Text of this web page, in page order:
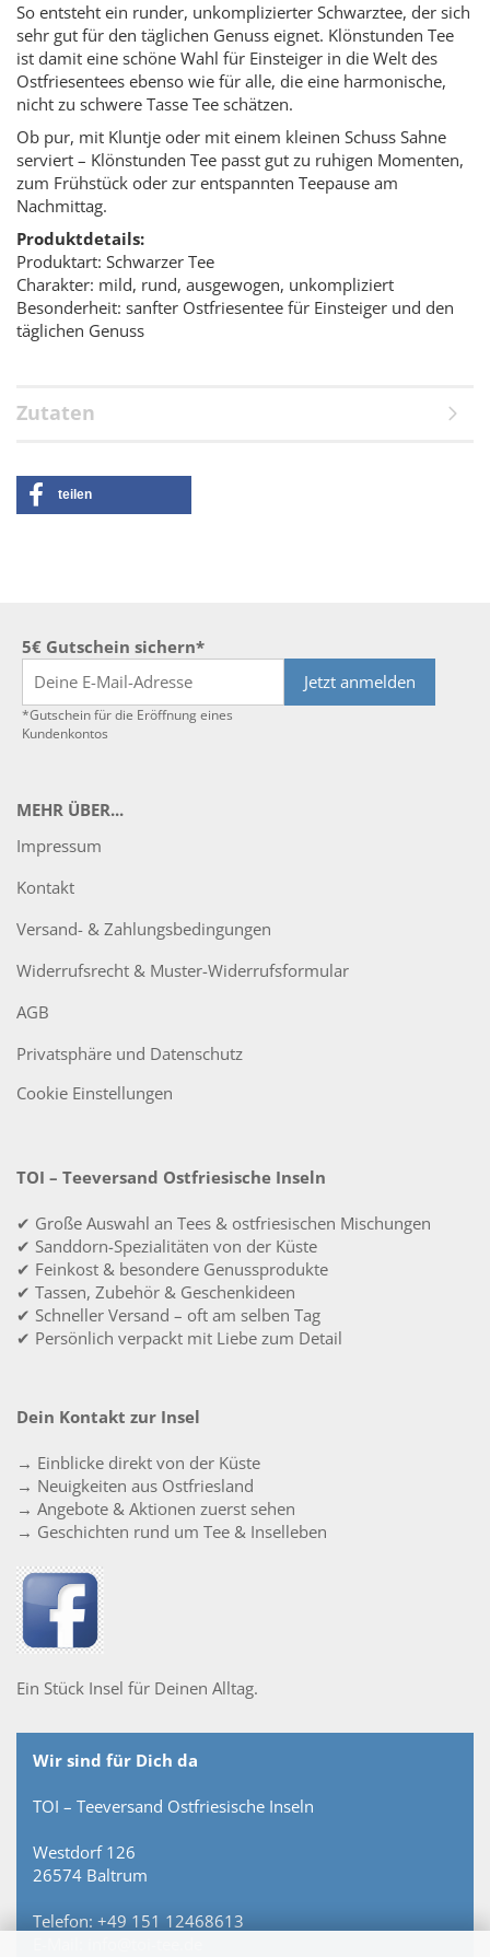
So entsteht ein runder, unkomplizierter Schwarztee, der sich
sehr gut für den täglichen Genuss eignet. Klönstunden Tee
ist damit eine schöne Wahl für Einsteiger in die Welt des
Ostfriesentees ebenso wie für alle, die eine harmonische,
nicht zu schwere Tasse Tee schätzen.
Ob pur, mit Kluntje oder mit einem kleinen Schuss Sahne
serviert – Klönstunden Tee passt gut zu ruhigen Momenten,
zum Frühstück oder zur entspannten Teepause am
Nachmittag.
Produktdetails:
Produktart: Schwarzer Tee
Charakter: mild, rund, ausgewogen, unkompliziert
Besonderheit: sanfter Ostfriesentee für Einsteiger und den
täglichen Genuss
Zutaten
teilen
5€ Gutschein sichern*
Jetzt anmelden
*Gutschein für die Eröffnung eines
Kundenkontos
MEHR ÜBER...
Impressum
Kontakt
Versand- & Zahlungsbedingungen
Widerrufsrecht & Muster-Widerrufsformular
AGB
Privatsphäre und Datenschutz
Cookie Einstellungen
TOI – Teeversand Ostfriesische Inseln
✔ Große Auswahl an Tees & ostfriesischen Mischungen
✔ Sanddorn-Spezialitäten von der Küste
✔ Feinkost & besondere Genussprodukte
✔ Tassen, Zubehör & Geschenkideen
✔ Schneller Versand – oft am selben Tag
✔ Persönlich verpackt mit Liebe zum Detail
Dein Kontakt zur Insel
→ Einblicke direkt von der Küste
→ Neuigkeiten aus Ostfriesland
→ Angebote & Aktionen zuerst sehen
→ Geschichten rund um Tee & Inselleben
Ein Stück Insel für Deinen Alltag.
Wir sind für Dich da
TOI – Teeversand Ostfriesische Inseln
Westdorf 126
26574 Baltrum
Telefon: +49 151 12468613